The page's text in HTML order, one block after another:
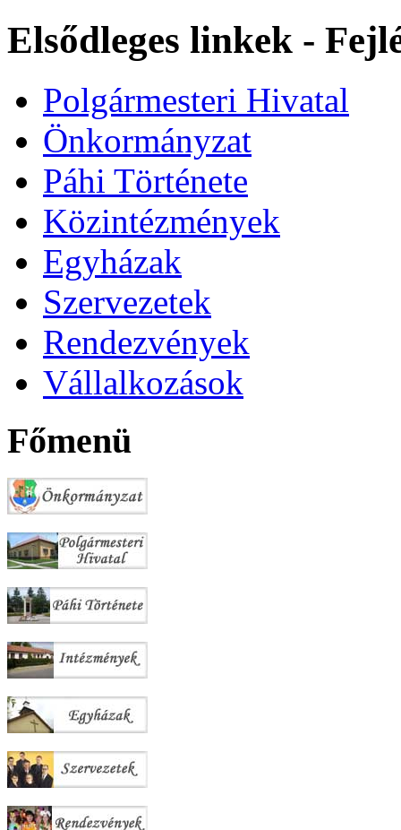
Elsődleges linkek -
Polgármesteri Hivatal
Önkormányzat
Páhi Története
Közintézmények
Egyházak
Szervezetek
Rendezvények
Vállalkozások
Főmenü